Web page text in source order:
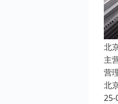
北
主
营
北
25-